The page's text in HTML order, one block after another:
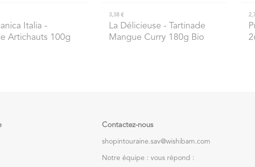
Italia -
Artichauts 100g
3,38 €
La Délicieuse - Tartinade
Mangue Curry 180g Bio
Contactez-nous
shopintouraine.sav@wishibam.com
Notre équipe : vous répond :